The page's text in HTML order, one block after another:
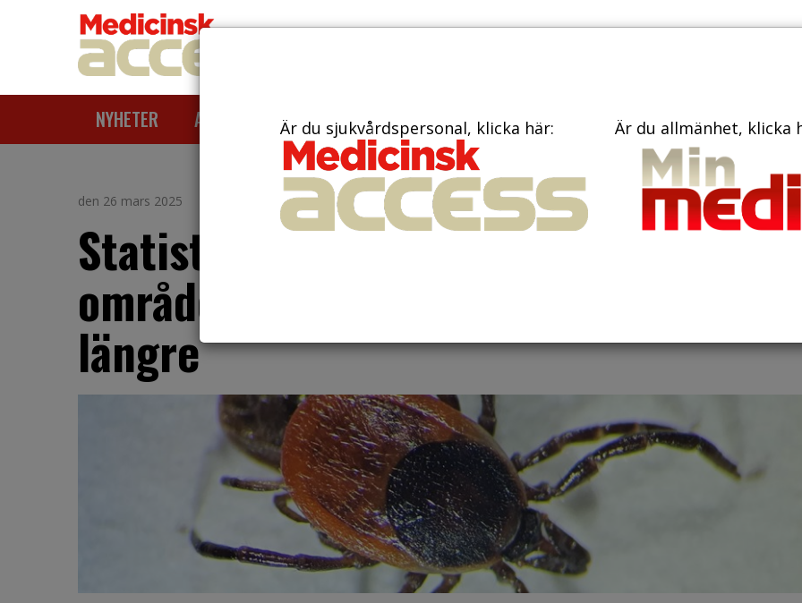
NYHETER ARTIKLAR AKTUELLT TIDNINGAR BÖCKER KONTAKT
den 26 mars 2025
Statistik visar: TBE sprids till nya
områden och säsongen i Sverige blir
längre
Är du sjukvårdspersonal, klicka här: Är du allmänhet, klicka